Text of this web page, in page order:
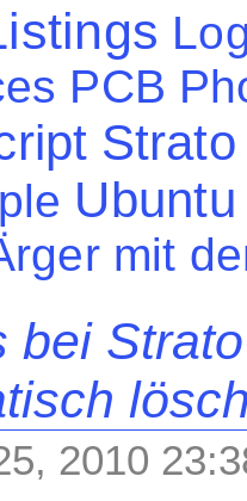
PCB
Strato
Ubuntu
mit
bei
2010